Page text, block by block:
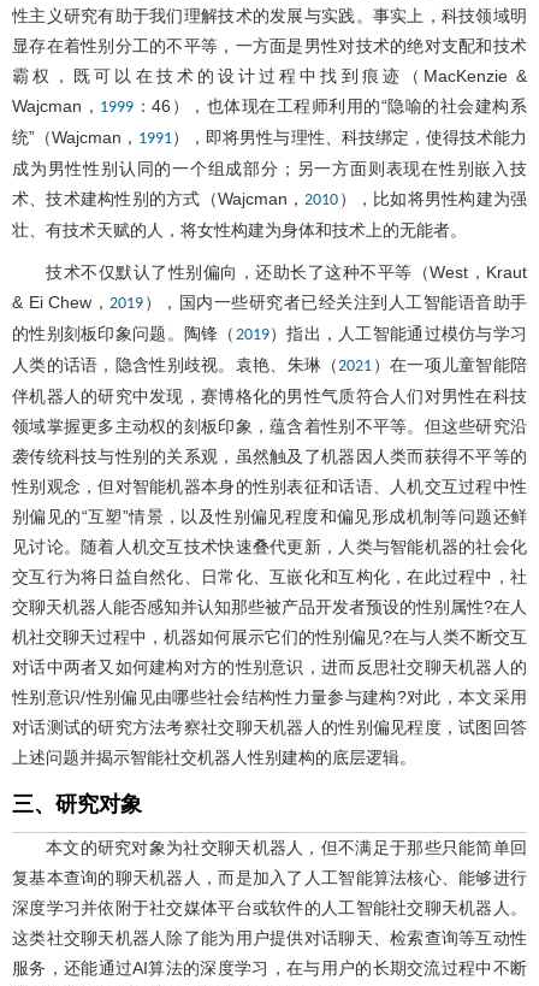
性主义研究有助于我们理解技术的发展与实践。事实上，科技领域明
显存在着性别分工的不平等，一方面是男性对技术的绝对支配和技术
霸权，既可以在技术的设计过程中找到痕迹（MacKenzie &
Wajcman， 1999 ：46），也体现在工程师利用的“隐喻的社会建构系
统”（Wajcman， 1991），即将男性与理性、科技绑定，使得技术能力
成为男性性别认同的一个组成部分；另一方面则表现在性别嵌入技
术、技术建构性别的方式（Wajcman， 2010 ），比如将男性构建为强
壮、有技术天赋的人，将女性构建为身体和技术上的无能者。
技术不仅默认了性别偏向，还助长了这种不平等（West，Kraut
& Ei Chew， 2019 ），国内一些研究者已经关注到人工智能语音助手
的性别刻板印象问题。陶锋（ 2019）指出，人工智能通过模仿与学习
人类的话语，隐含性别歧视。袁艳、朱琳（2021 ）在一项儿童智能陪
伴机器人的研究中发现，赛博格化的男性气质符合人们对男性在科技
领域掌握更多主动权的刻板印象，蕴含着性别不平等。但这些研究沿
袭传统科技与性别的关系观，虽然触及了机器因人类而获得不平等的
性别观念，但对智能机器本身的性别表征和话语、人机交互过程中性
别偏见的“互塑”情景，以及性别偏见程度和偏见形成机制等问题还鲜
见讨论。随着人机交互技术快速叠代更新，人类与智能机器的社会化
交互行为将日益自然化、日常化、互嵌化和互构化，在此过程中，社
交聊天机器人能否感知并认知那些被产品开发者预设的性别属性?在人
机社交聊天过程中，机器如何展示它们的性别偏见?在与人类不断交互
对话中两者又如何建构对方的性别意识，进而反思社交聊天机器人的
性别意识/性别偏见由哪些社会结构性力量参与建构?对此，本文采用
对话测试的研究方法考察社交聊天机器人的性别偏见程度，试图回答
上述问题并揭示智能社交机器人性别建构的底层逻辑。
三、研究对象
本文的研究对象为社交聊天机器人，但不满足于那些只能简单回
复基本查询的聊天机器人，而是加入了人工智能算法核心、能够进行
深度学习并依附于社交媒体平台或软件的人工智能社交聊天机器人。
这类社交聊天机器人除了能为用户提供对话聊天、检索查询等互动性
服务，还能通过AI算法的深度学习，在与用户的长期交流过程中不断